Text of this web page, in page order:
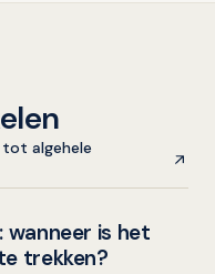
algehele
wanneer is het
trekken?